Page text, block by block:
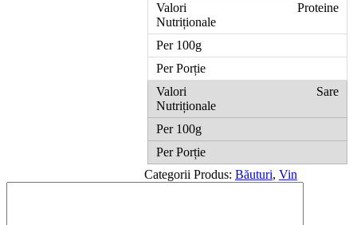
Proteine
Sare
Categorii Produs: Băuturi, Vin